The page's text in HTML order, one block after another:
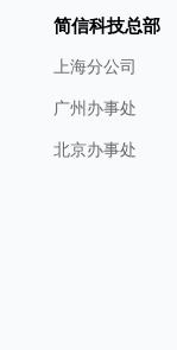
简信科技总部
上海分公司
广州办事处
北京办事处